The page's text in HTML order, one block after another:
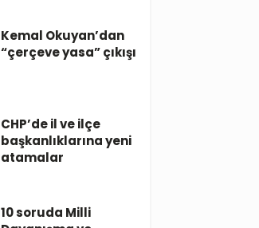
Kemal Okuyan’dan
“çerçeve yasa” çıkışı
CHP’de il ve ilçe
başkanlıklarına yeni
atamalar
10 soruda Milli